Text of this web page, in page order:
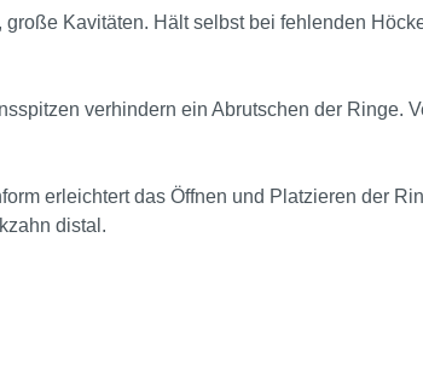
Kavitäten. Hält selbst bei fehlenden
verhindern ein Abrutschen der Ringe.
erleichtert das Öffnen und Platzieren der
distal.